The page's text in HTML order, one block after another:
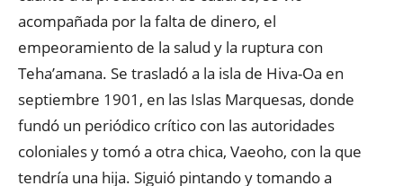
acompañada por la falta de dinero, el
empeoramiento de la salud y la ruptura con
Teha’amana. Se trasladó a la isla de Hiva-Oa en
septiembre 1901, en las Islas Marquesas, donde
fundó un periódico crítico con las autoridades
coloniales y tomó a otra chica, Vaeoho, con la que
tendría una hija. Siguió pintando y tomando a